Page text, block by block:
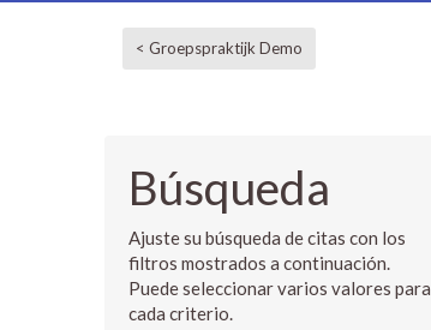
< Groepspraktijk Demo
Búsqueda
Ajuste su búsqueda de citas con los
filtros mostrados a continuación.
Puede seleccionar varios valores para
cada criterio.